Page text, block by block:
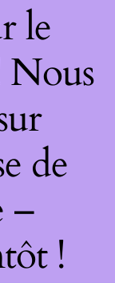
le
Nous
de
–
!